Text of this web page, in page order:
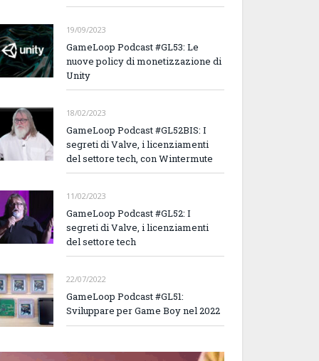
19/09/2023
GameLoop Podcast #GL53: Le
nuove policy di monetizzazione di
Unity
18/02/2023
GameLoop Podcast #GL52BIS: I
segreti di Valve, i licenziamenti
del settore tech, con Wintermute
11/02/2023
GameLoop Podcast #GL52: I
segreti di Valve, i licenziamenti
del settore tech
22/07/2022
GameLoop Podcast #GL51:
Sviluppare per Game Boy nel 2022